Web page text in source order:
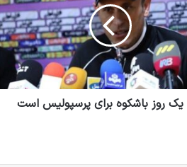
یک روز باشکوه برای پرسپولیس است